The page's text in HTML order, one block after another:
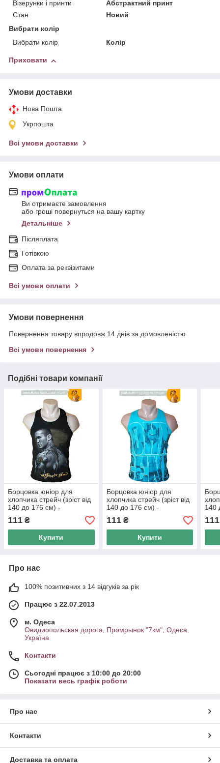
Візерунки і принти
Абстрактний принт
Стан
Новий
Вибрати колір
Вибрати колір
Колір
Приховати
Умови доставки
Нова Пошта
Укрпошта
Всі умови доставки
Умови оплати
Ви отримаєте замовлення
або гроші повернуться на вашу картку
Детальніше
Післяплата
Готівкою
Оплата за реквізитами
Всі умови оплати
Умови повернення
Повернення товару впродовж 14 днів за домовленістю
Всі умови повернення
Подібні товари компанії
Борцовка юніор для
хлопчика стрейч (зріст від
140 до 176 см) -
арт.965848929
111 ₴
Купити
Борцовка юніор для
хлопчика стрейч (зріст від
140 до 176 см) -
арт.965847970
111₴
Купити
140
111
Про нас
100% позитивних з 14 відгуків за рік
Працює з 22.07.2013
м. Одеса
Овидиопольская дорога, Промрынок "7км", Одеса,
Україна
Контакти
Сьогодні працює з 10:00 до 20:00
Показати весь графік роботи
Про нас
Контакти
Доставка та оплата